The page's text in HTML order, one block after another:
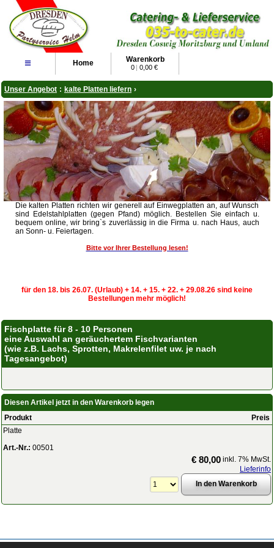
≡ Home Warenkorb
0 | 0,00 €
Unser Angebot : kalte Platten liefern ›
Die kalten Platten richten wir generell auf Einwegplatten an, auf Wunsch
sind Edelstahlplatten (gegen Pfand) möglich. Bestellen Sie einfach u.
bequem online, wir bring`s zuverlässig in die Firma u. nach Haus, auch
an Sonn- u. Feiertagen.
Bitte vor Ihrer Bestellung lesen!
für den 18. bis 26.07. (Urlaub) + 14. + 15. + 22. + 29.08.26 sind keine
Bestellungen mehr möglich!
Fischplatte für 8 - 10 Personen
eine Auswahl an geräuchertem Fischvarianten
(wie z.B. Lachs, Sprotten, Makrelenfilet uw. je nach
Tagesangebot)
Diesen Artikel jetzt in den Warenkorb legen
Produkt
Preis
Platte
Art.-Nr.: 00501
€ 80,00 inkl. 7% MwSt.
Lieferinfo